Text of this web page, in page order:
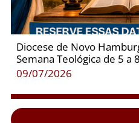
Diocese de Novo
Semana Teológica de 5 a
09/07/2026